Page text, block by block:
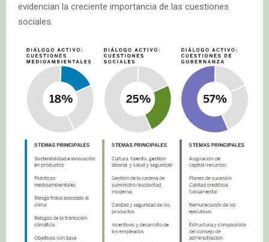
evidencian la creciente importancia de las cuestiones
sociales.